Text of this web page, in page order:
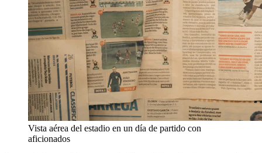
Vista aérea del estadio en un día de partido con
aficionados